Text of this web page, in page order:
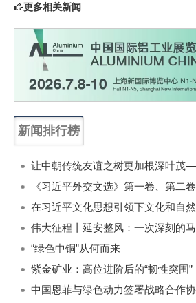
更多相关新闻
新闻排行榜
《习近平外交文选》第一卷、第二
“绿色中铜”从何而来
紫金矿业：高位进阶后的“韧性突围”
中国恩菲与绿色动力签署战略合作